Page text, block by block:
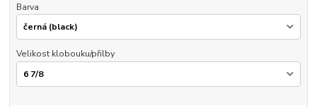
Barva
Velikost klobouku/přilby